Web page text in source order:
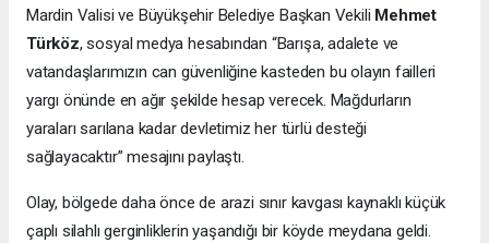
Mardin Valisi ve Büyükşehir Belediye Başkan Vekili Mehmet
Türköz, sosyal medya hesabından “Barışa, adalete ve
vatandaşlarımızın can güvenliğine kasteden bu olayın failleri
yargı önünde en ağır şekilde hesap verecek. Mağdurların
yaraları sarılana kadar devletimiz her türlü desteği
sağlayacaktır” mesajını paylaştı.
Olay, bölgede daha önce de arazi sınır kavgası kaynaklı küçük
çaplı silahlı gerginliklerin yaşandığı bir köyde meydana geldi.